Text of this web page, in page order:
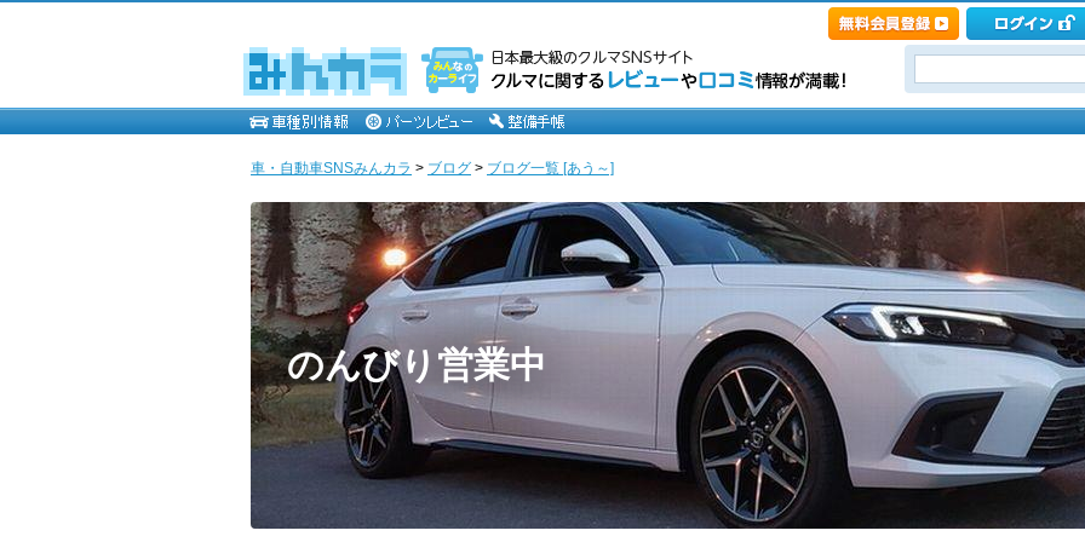
車・自動車SNSみんカラ > ブログ > ブログ一覧 [あう～]
のんびり営業中